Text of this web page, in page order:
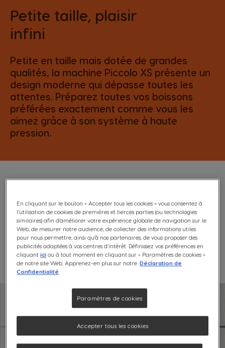
Petite taille, plaisir
infini
Petite en taille mais dotée de grandes
qualités, la machine Piccolo XS présente un
design moderne qui dépasse toutes les
attentes. Préparez toutes vos boissons
préférées exactement comme vous les
aimez grâce à son système à haute
pression.
Profitez d'une machine qui ne prend que
très peu de place et qui permet de
préparer des cafés de qualité en toute
simplicité.
En cliquant sur le bouton « Accepter tous les cookies » vous consentez à
l’utilisation de cookies de premières et tierces parties (ou technologies
similaires) afin d’améliorer votre expérience globale de navigation sur le
Web, de mesurer notre audience, de collecter des informations utiles
pour nous permettre, ainsi qu’à nos partenaires, de vous proposer des
publicités adaptées à vos centres d’intérêt. Définissez vos préférences en
cliquantici ou à tout moment en cliquant sur « Paramètres de cookies »
de notre site Web. Apprenez-en plus sur notre Déclaration de
Confidentialité
Paramètres de cookies
Accepter tous les cookies